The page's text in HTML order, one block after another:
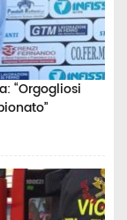
“Orgogliosi